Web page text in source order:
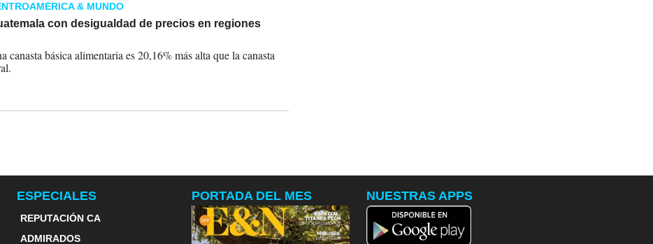
& MUNDO
con desigualdad de precios en regiones
canasta básica alimentaria es 20,16% más alta que la canasta
ESPECIALES
REPUTACIÓN CA
ADMIRADOS
PORTADA DEL MES NUESTRAS APPS